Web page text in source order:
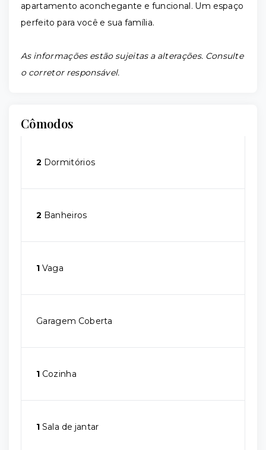
apartamento aconchegante e funcional. Um espaço
perfeito para você e sua família.
As informações estão sujeitas a alterações. Consulte
o corretor responsável.
Cômodos
2 Dormitórios
2 Banheiros
1 Vaga
Garagem Coberta
1 Cozinha
1 Sala de jantar